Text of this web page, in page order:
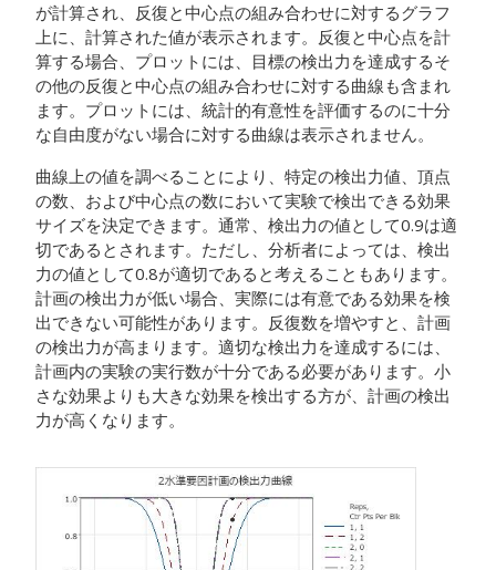
が計算され、反復と中心点の組み合わせに対するグラフ
上に、計算された値が表示されます。反復と中心点を計
算する場合、プロットには、目標の検出力を達成するそ
の他の反復と中心点の組み合わせに対する曲線も含まれ
ます。プロットには、統計的有意性を評価するのに十分
な自由度がない場合に対する曲線は表示されません。
曲線上の値を調べることにより、特定の検出力値、頂点
の数、および中心点の数において実験で検出できる効果
サイズを決定できます。通常、検出力の値として0.9は適
切であるとされます。ただし、分析者によっては、検出
力の値として0.8が適切であると考えることもあります。
計画の検出力が低い場合、実際には有意である効果を検
出できない可能性があります。反復数を増やすと、計画
の検出力が高まります。適切な検出力を達成するには、
計画内の実験の実行数が十分である必要があります。小
さな効果よりも大きな効果を検出する方が、計画の検出
力が高くなります。